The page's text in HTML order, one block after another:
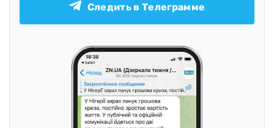
Следить в Телеграмме